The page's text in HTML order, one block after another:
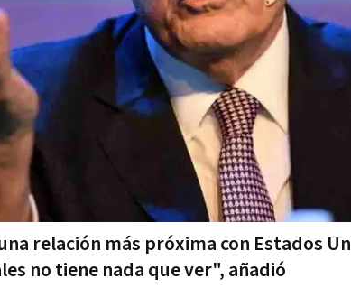
relación más próxima con Estados
no tiene nada que ver", añadió